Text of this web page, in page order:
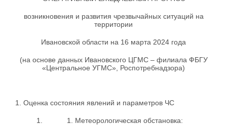
возникновения и развития чрезвычайных ситуаций на
территории
Ивановской области на 16 марта 2024 года
(на основе данных Ивановского ЦГМС – филиала ФБГУ
«Центральное УГМС», Роспотребнадзора)
1. Оценка состояния явлений и параметров ЧС
Метеорологическая обстановка: